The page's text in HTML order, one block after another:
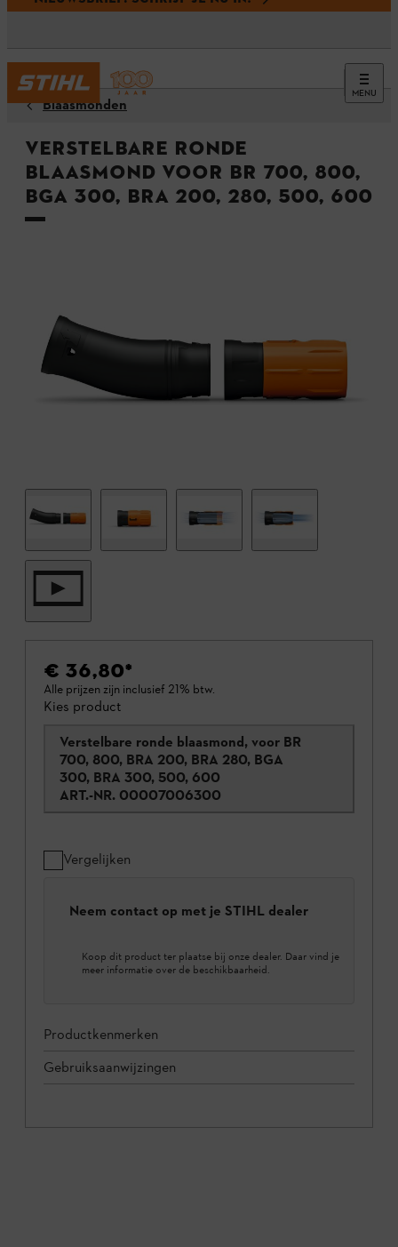
MENU
Blaasmonden
Verstelbare ronde
blaasmond voor BR 700, 800,
BGA 300, BRA 200, 280, 500, 600
€ 36,80*
Alle prijzen zijn inclusief 21% btw.
Kies product
Verstelbare ronde blaasmond, voor BR
700, 800, BRA 200, BRA 280, BGA
300, BRA 300, 500, 600
ART.-NR. 00007006300
Vergelijken
Neem contact op met je STIHL dealer
Koop dit product ter plaatse bij onze dealer. Daar vind je
meer informatie over de beschikbaarheid.
Productkenmerken
Gebruiksaanwijzingen